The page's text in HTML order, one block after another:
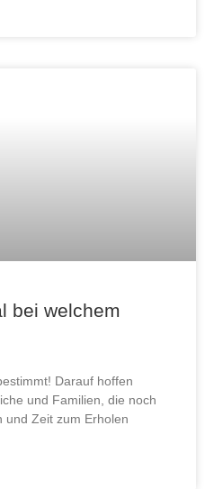
bei welchem
Darauf hoffen
und Familien, die noch
und Zeit zum Erholen